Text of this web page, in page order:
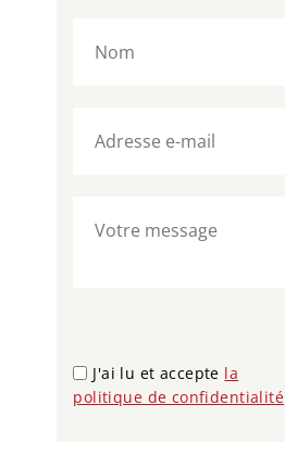
J'ai lu et accepte la
politique de confidentialité